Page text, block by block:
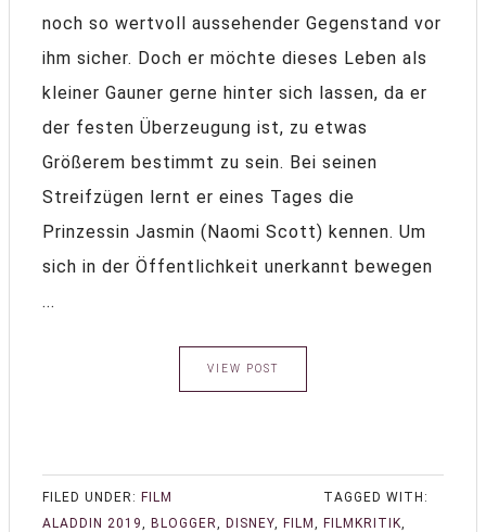
noch so wertvoll aussehender Gegenstand vor
ihm sicher. Doch er möchte dieses Leben als
kleiner Gauner gerne hinter sich lassen, da er
der festen Überzeugung ist, zu etwas
Größerem bestimmt zu sein. Bei seinen
Streifzügen lernt er eines Tages die
Prinzessin Jasmin (Naomi Scott) kennen. Um
sich in der Öffentlichkeit unerkannt bewegen
...
VIEW POST
FILED UNDER: FILM
TAGGED WITH:
ALADDIN 2019, BLOGGER, DISNEY, FILM , FILMKRITIK,